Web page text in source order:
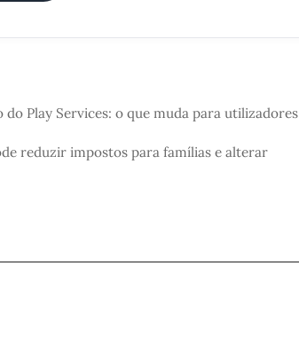
Play Services: o que muda para utilizadores
reduzir impostos para famílias e alterar